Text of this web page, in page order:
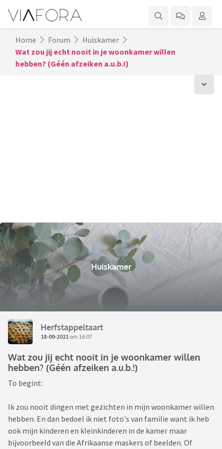
Home Forum
Huiskamer
Wat zou jij echt nooit in je woonkamer willen
hebben? (Géén afzeiken a.u.b.!)
Huiskamer
Herfstappeltaart
18-09-2021 om 16:07
Wat zou jij echt nooit in je woonkamer willen
hebben? (Géén afzeiken a.u.b.!)
To begint:
Ik zou nooit dingen met gezichten in mijn woonkamer willen
hebben. En dan bedoel ik niet foto's van familie want ik heb
ook mijn kinderen en kleinkinderen in de kamer maar
bijvoorbeeld van die Afrikaanse maskers of beelden. Of